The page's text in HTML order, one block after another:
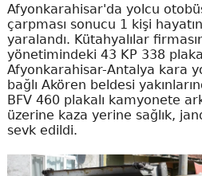
Afyonkarahisar'da yolcu
çarpması sonucu 1 kişi
yaralandı. Kütahyalılar
yönetimindeki 43 KP 338
Afyonkarahisar-Antalya kara
bağlı Akören beldesi
BFV 460 plakalı kamyonete
üzerine kaza yerine sağlık,
sevk edildi.